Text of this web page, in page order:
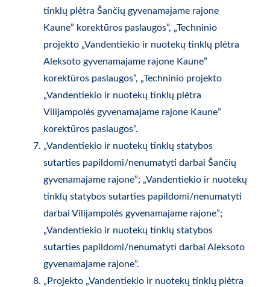
tinklų plėtra Šančių gyvenamajame rajone
Kaune” korektūros paslaugos”, „Techninio
projekto „Vandentiekio ir nuotekų tinklų plėtra
Aleksoto gyvenamajame rajone Kaune”
korektūros paslaugos”, „Techninio projekto
„Vandentiekio ir nuotekų tinklų plėtra
Vilijampolės gyvenamajame rajone Kaune”
korektūros paslaugos”.
„Vandentiekio ir nuotekų tinklų statybos
sutarties papildomi/nenumatyti darbai Šančių
gyvenamajame rajone”; „Vandentiekio ir nuotekų
tinklų statybos sutarties papildomi/nenumatyti
darbai Vilijampolės gyvenamajame rajone”;
„Vandentiekio ir nuotekų tinklų statybos
sutarties papildomi/nenumatyti darbai Aleksoto
gyvenamajame rajone”.
„Projekto „Vandentiekio ir nuotekų tinklų plėtra